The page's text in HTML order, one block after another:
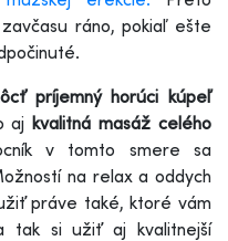
ráno, pokiaľ ešte
príjemný horúci kúpeľ
ajkvalitná masáž celého
v tomto smere sa
na relax a oddych
práve také, ktoré vám
tak si užiť aj kvalitnejší